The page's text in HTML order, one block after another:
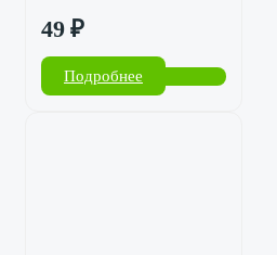
49 ₽
Подробнее